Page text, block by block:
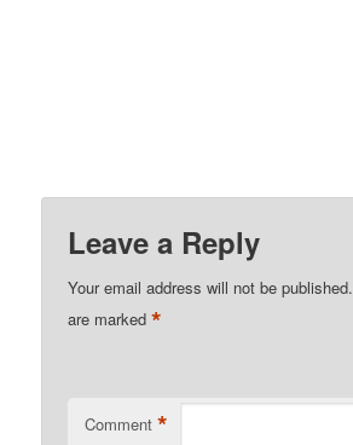
Leave a Reply
Your email address will not be published.
are marked*
Comment *